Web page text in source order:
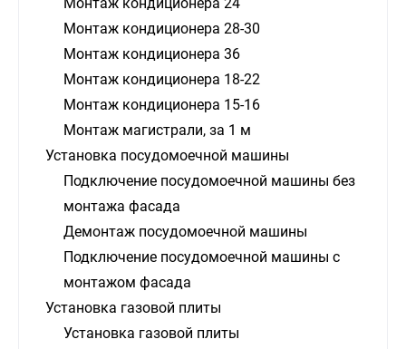
Монтаж кондиционера 28-30
Монтаж кондиционера 36
Монтаж кондиционера 18-22
Монтаж кондиционера 15-16
Монтаж магистрали, за 1 м
Установка посудомоечной машины
Подключение посудомоечной машины без
монтажа фасада
Демонтаж посудомоечной машины
Подключение посудомоечной машины с
монтажом фасада
Установка газовой плиты
Установка газовой плиты